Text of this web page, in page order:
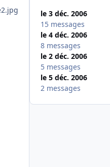
le 3 déc. 2006
15 messages
le 4 déc. 2006
8 messages
le 2 déc. 2006
5 messages
le 5 déc. 2006
2 messages